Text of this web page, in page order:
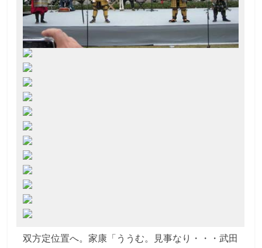
双方定位置へ。家康「ううむ。見事なり・・・武田